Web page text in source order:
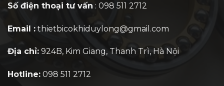
Số điện thoại tư vấn : 098 511 2712
Email : thietbicokhiduylong@gmail.com
Địa chỉ: 924B, Kim Giang, Thanh Trì, Hà Nội
Hotline: 098 511 2712